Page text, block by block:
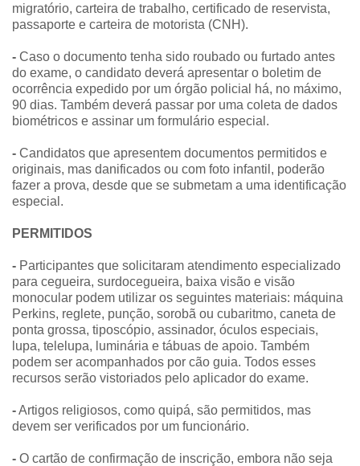
migratório, carteira de trabalho, certificado de reservista,
passaporte e carteira de motorista (CNH).
- Caso o documento tenha sido roubado ou furtado antes
do exame, o candidato deverá apresentar o boletim de
ocorrência expedido por um órgão policial há, no máximo,
90 dias. Também deverá passar por uma coleta de dados
biométricos e assinar um formulário especial.
- Candidatos que apresentem documentos permitidos e
originais, mas danificados ou com foto infantil, poderão
fazer a prova, desde que se submetam a uma identificação
especial.
PERMITIDOS
- Participantes que solicitaram atendimento especializado
para cegueira, surdocegueira, baixa visão e visão
monocular podem utilizar os seguintes materiais: máquina
Perkins, reglete, punção, sorobã ou cubaritmo, caneta de
ponta grossa, tiposcópio, assinador, óculos especiais,
lupa, telelupa, luminária e tábuas de apoio. Também
podem ser acompanhados por cão guia. Todos esses
recursos serão vistoriados pelo aplicador do exame.
-Artigos religiosos, como quipá, são permitidos, mas
devem ser verificados por um funcionário.
- O cartão de confirmação de inscrição, embora não seja